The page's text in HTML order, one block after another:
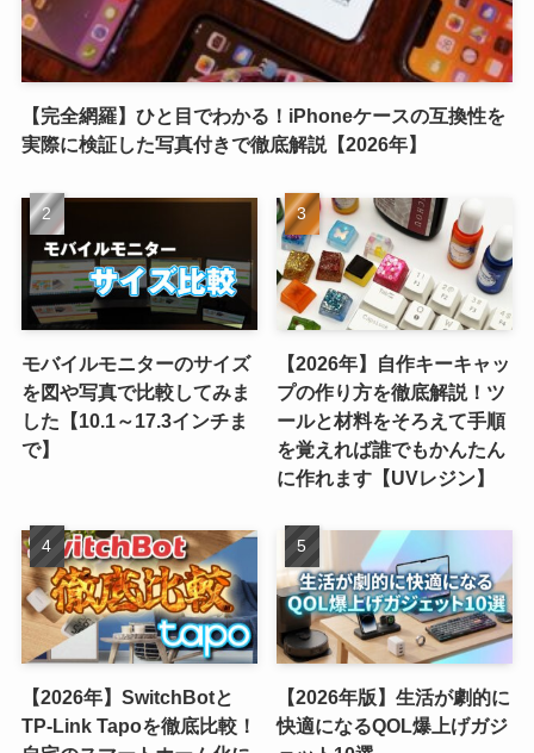
【完全網羅】ひと目でわかる！iPhoneケースの互換性を
実際に検証した写真付きで徹底解説【2026年】
モバイルモニターのサイズ
を図や写真で比較してみま
した【10.1～17.3インチま
で】
【2026年】自作キーキャッ
プの作り方を徹底解説！ツ
ールと材料をそろえて手順
を覚えれば誰でもかんたん
に作れます【UVレジン】
【2026年】SwitchBotと
TP-Link Tapoを徹底比較！
【2026年版】生活が劇的に
快適になるQOL爆上げガジ